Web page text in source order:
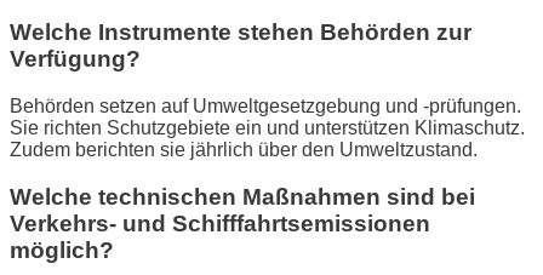
Welche Instrumente stehen Behörden zur
Verfügung?
Behörden setzen auf Umweltgesetzgebung und -prüfungen.
Sie richten Schutzgebiete ein und unterstützen Klimaschutz.
Zudem berichten sie jährlich über den Umweltzustand.
Welche technischen Maßnahmen sind bei
Verkehrs- und Schifffahrtsemissionen
möglich?